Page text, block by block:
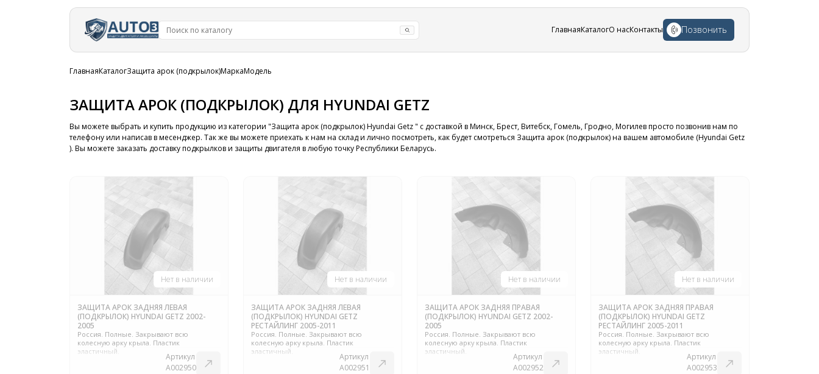
ГлавнаяКаталогО насКонтакты Позвонить
Строка
ГлавнаяКаталогЗащита арок (подкрылок)МаркаМодель
ЗАЩИТА АРОК (ПОДКРЫЛОК) ДЛЯ HYUNDAI GETZ
Вы можете выбрать и купить продукцию из категории "Защита арок (подкрылок) Hyundai Getz " с доставкой в Минск, Брест, Витебск, Гомель, Гродно, Могилев просто позвонив нам по
телефону или написав в месенджер. Так же вы можете приехать к нам на склад и лично посмотреть, как будет смотреться Защита арок (подкрылок) на вашем автомобиле (Hyundai Getz
). Вы можете заказать доставку подкрылков и защиты двигателя в любую точку Республики Беларусь.
Нет в наличии
ЗАЩИТА АРОК ЗАДНЯЯ ЛЕВАЯ
(ПОДКРЫЛОК) HYUNDAI GETZ 2002-
2005
Россия. Полные. Закрывают всю
колесную арку крыла. Пластик
эластичный.
Артикул
A002950
Нет в наличии
ЗАЩИТА АРОК ЗАДНЯЯ ЛЕВАЯ
(ПОДКРЫЛОК) HYUNDAI GETZ
РЕСТАЙЛИНГ 2005-2011
Россия. Полные. Закрывают всю
колесную арку крыла. Пластик
эластичный.
Артикул
A002951
Нет в наличии
ЗАЩИТА АРОК ЗАДНЯЯ ПРАВАЯ
(ПОДКРЫЛОК) HYUNDAI GETZ 2002-
2005
Россия. Полные. Закрывают всю
колесную арку крыла. Пластик
эластичный.
Артикул
A002952
Нет в наличии
ЗАЩИТА АРОК ЗАДНЯЯ ПРАВАЯ
(ПОДКРЫЛОК) HYUNDAI GETZ
РЕСТАЙЛИНГ 2005-2011
Россия. Полные. Закрывают всю
колесную арку крыла. Пластик
эластичный.
Артикул
A002953